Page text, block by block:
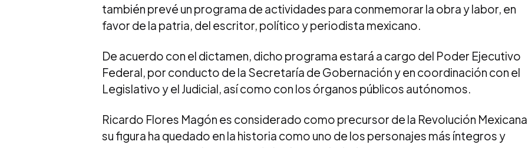
también prevé un programa de actividades para conmemorar la obra y labor, en
favor de la patria, del escritor, político y periodista mexicano.
De acuerdo con el dictamen, dicho programa estará a cargo del Poder Ejecutivo
Federal, por conducto de la Secretaría de Gobernación y en coordinación con el
Legislativo y el Judicial, así como con los órganos públicos autónomos.
Ricardo Flores Magón es considerado como precursor de la Revolución
su figura ha quedado en la historia como uno de los personajes más íntegros y